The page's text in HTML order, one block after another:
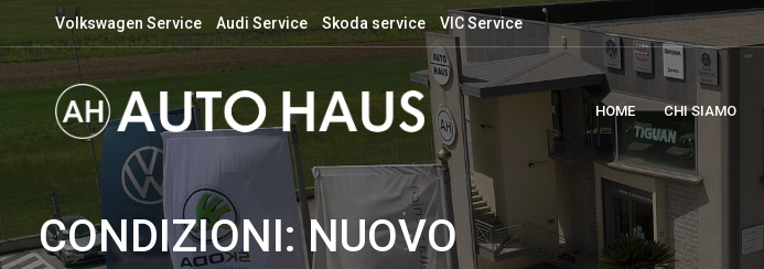
Volkswagen Service Audi Service Skoda service VIC Service
HOME CHI SIAMO
CONDIZIONI: NUOVO